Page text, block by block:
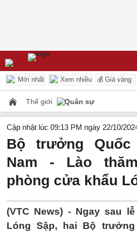
Mới nhất Xem nhiều 💰 Giá vàng
Thế giới Quân sự
Cập nhật lúc 09:13 PM ngày 22/10/
Bộ trưởng Quốc
Nam - Lào
phòng cửa khẩu
(VTC News) - Ngay sau
Lóng Sập, hai Bộ